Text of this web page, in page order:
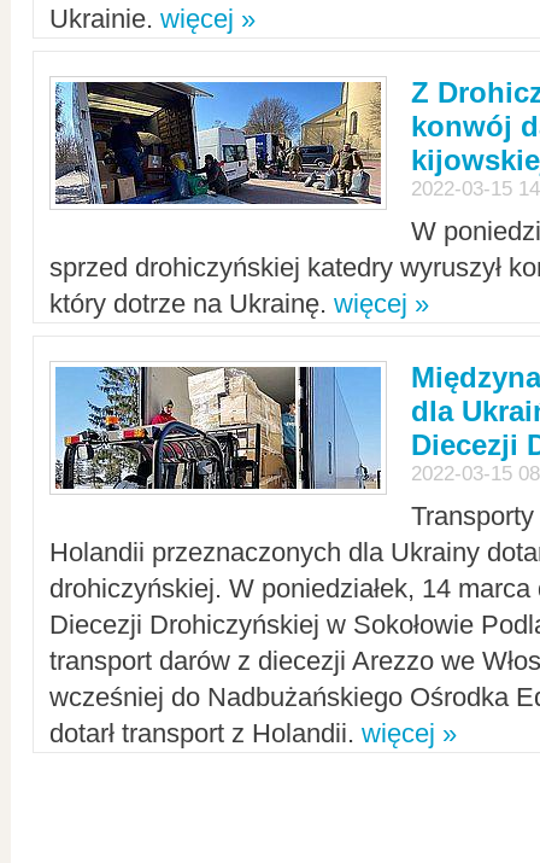
Ukrainie. więcej »
Z
konwój
2022-03-15
W
sprzed drohiczyńskiej katedry wyruszył
który dotrze na Ukrainę. więcej »
dla
Diecezji
2022-03-15
Holandii przeznaczonych dla Ukrainy
drohiczyńskiej. W poniedziałek, 14
Diecezji Drohiczyńskiej w Sokołowie
transport darów z diecezji Arezzo we
wcześniej do Nadbużańskiego Ośrodka
dotarł transport z Holandii. więcej »